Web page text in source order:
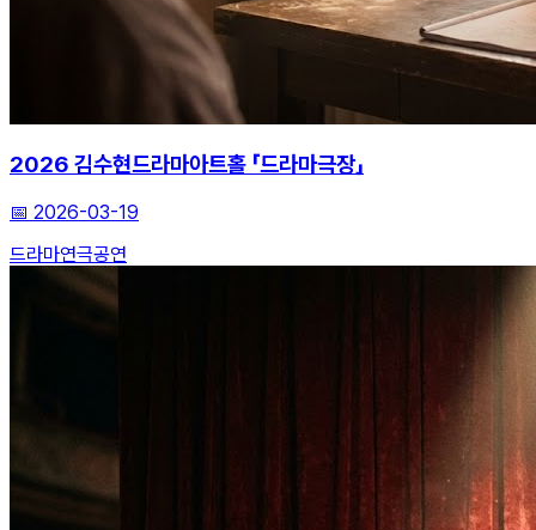
2026 김수현드라마아트홀 「드라마극장」
📅 2026-03-19
드라마연극공연